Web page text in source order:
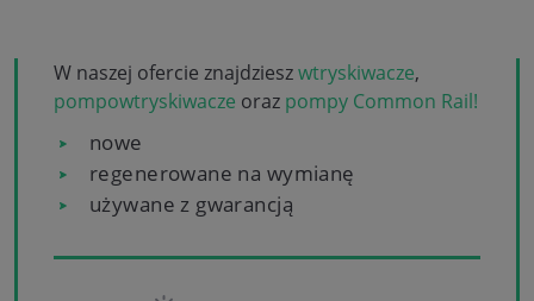
W naszej ofercie znajdzieszwtryskiwacze,
pompowtryskiwacze oraz pompy Common Rail!
nowe
regenerowane na wymianę
używane z gwarancją